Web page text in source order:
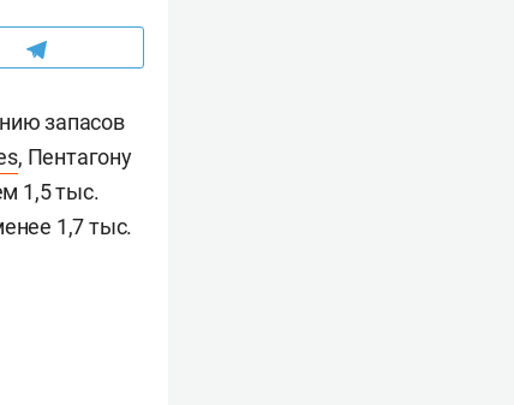
запасов
, Пентагону
1,5 тыс.
1,7 тыс.